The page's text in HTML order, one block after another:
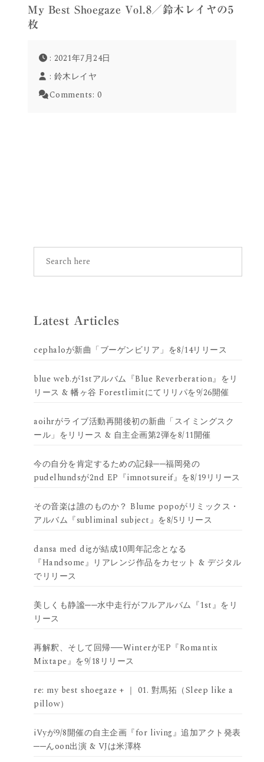
My Best Shoegaze Vol.8／鈴木レイヤの5
枚
: 2021年7月24日
: 鈴木レイヤ
Comments: 0
Latest Articles
cephaloが新曲「ブーゲンビリア」を8/14リリース
blue web.が1stアルバム『Blue Reverberation』をリ
リース & 幡ヶ谷 Forestlimitにてリリパを9/26開催
aoihrがライブ活動再開後初の新曲「スイミングスク
ール」をリリース & 自主企画第2弾を8/11開催
今の自分を肯定するための記録──福岡発の
pudelhundsが2nd EP『imnotsureif』を8/19リリース
その音楽は誰のものか？ Blume popoがリミックス・
アルバム『subliminal subject』を8/5リリース
dansa med digが結成10周年記念となる
『Handsome』リアレンジ作品をカセット & デジタル
でリリース
美しくも静謐──水中走行がフルアルバム『1st』をリ
リース
再解釈、そして回帰──WinterがEP『Romantix
Mixtape』を9/18リリース
re: my best shoegaze + ｜ 01. 對馬拓（Sleep like a
pillow）
iVyが9/8開催の自主企画『for living』追加アクト発表
──んoon出演 & VJは米澤柊